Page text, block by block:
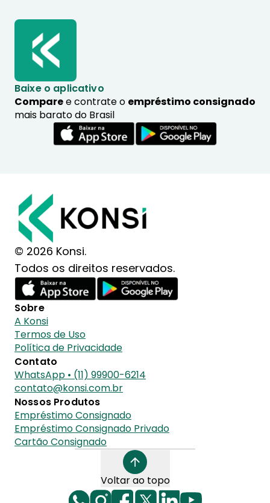
Baixe o aplicativo
Comparee contrate o empréstimo consignado
mais barato do Brasil
© 2026 Konsi.
Todos os direitos reservados.
Sobre
A Konsi
Termos de Uso
Política de Privacidade
Contato
WhatsApp • (11) 99900-6214
contato@konsi.com.br
Nossos Produtos
Empréstimo Consignado
Empréstimo Consignado Privado
Cartão Consignado
Voltar ao topo